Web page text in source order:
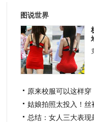
图说世界
原来校服可以这样
姑娘拍照太投入！
总结：女人三大表现